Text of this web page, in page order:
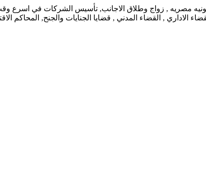
مصريه , زواج وطلاق الاجانب, تأسيس الشركات في اسرع
الاداري , القضاء المدني , قضايا الجنايات والجنح, المحاكم